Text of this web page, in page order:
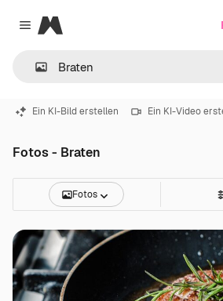
Close menu
Magnific
Ein KI-Bild erstellen Ein KI-Video
Fotos - Braten
Fotos